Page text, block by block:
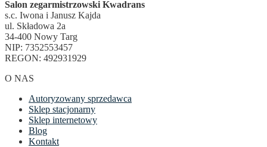
Salon zegarmistrzowski Kwadrans
s.c. Iwona i Janusz Kajda
ul. Składowa 2a
34-400 Nowy Targ
NIP: 7352553457
REGON: 492931929
O NAS
Autoryzowany sprzedawca
Sklep stacjonarny
Sklep internetowy
Blog
Kontakt